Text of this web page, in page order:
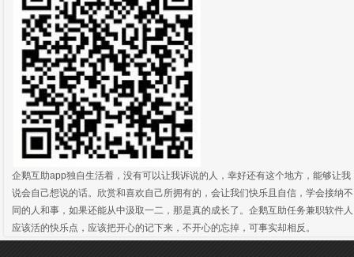
企鹅互助app独自生活着，没有可以让我诉说的人，幸好还有这个地方，能够让我
说会自己想说的话。欣赏和喜欢自己所拥有的，会让我们快乐且自信，学会接纳不
同的人和事，如果还能从中汲取一二，那是真的成长了。企鹅互助任务兼职软件人
应该活的快乐点，应该把开心的记下来，不开心的忘掉，可事实却相反。